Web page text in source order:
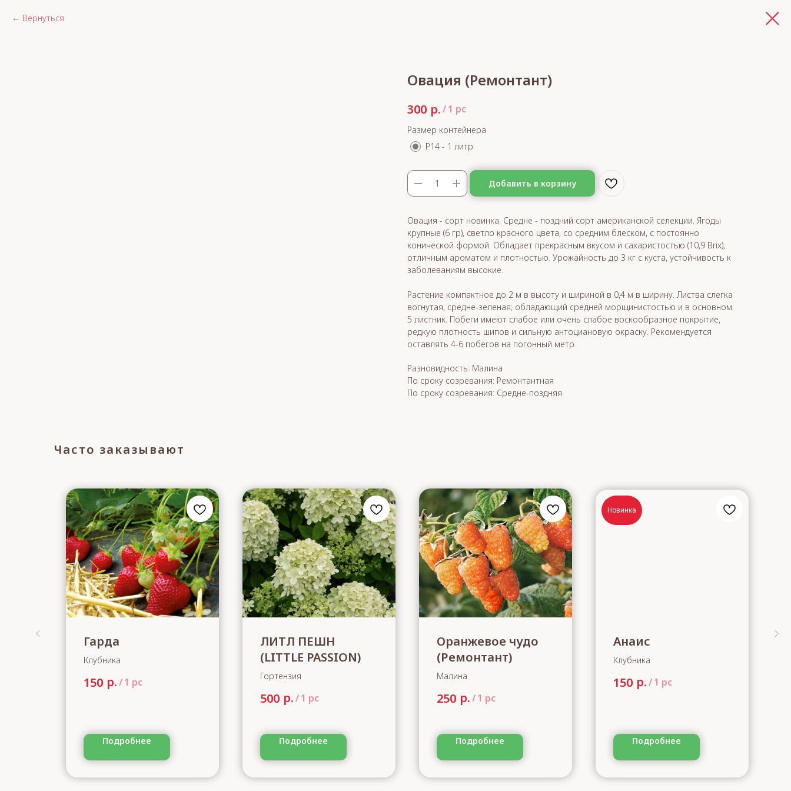
Вернуться
Овация (Ремонтант)
300 р./1 pc
Размер контейнера
Р14 - 1 литр
Добавить в корзину
Овация - сорт новинка. Средне - поздний сорт американской селекции. Ягоды
крупные (6 гр), светло красного цвета, со средним блеском, с постоянно
конической формой. Обладает прекрасным вкусом и сахаристостью (10,9 Brix),
отличным ароматом и плотностью. Урожайность до 3 кг с куста, устойчивость к
заболеваниям высокие.
Растение компактное до 2 м в высоту и шириной в 0,4 м в ширину. Листва слегка
вогнутая, средне-зеленая; обладающий средней морщинистостью и в основном
5 листник. Побеги имеют слабое или очень слабое воскообразное покрытие,
редкую плотность шипов и сильную антоциановую окраску. Рекомендуется
оставлять 4-6 побегов на погонный метр.
Разновидность: Малина
По сроку созревания: Ремонтантная
По сроку созревания: Средне-поздняя
Часто заказывают
Гарда
Клубника
150 р./1 pc
Подробнее
ЛИТЛ ПЕШН
(LITTLE PASSION)
Гортензия
500 р./1 pc
Подробнее
Оранжевое чудо
(Ремонтант)
Малина
250 р./1 pc
Подробнее
Новинка
Анаис
Клубника
150 р./1 pc
Подробнее